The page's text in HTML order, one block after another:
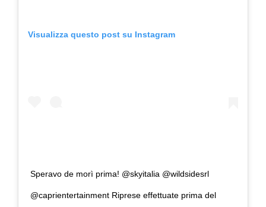
Visualizza questo post su Instagram
Speravo de morì prima! @skyitalia @wildsidesrl
@caprientertainment Riprese effettuate prima del